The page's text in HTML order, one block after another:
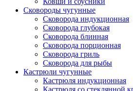
Сковороды чугунные
Сковорода индукционная
Сковорода глубокая
Сковорода блинная
Сковорода порционная
Сковорода гриль
Сковорода для рыбы
Кастрюли чугунные
Кастрюля индукционная
Кастрюля со стеклянной